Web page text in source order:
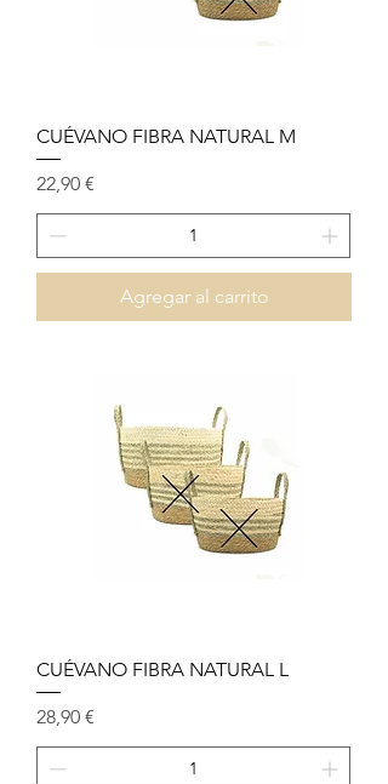
CUÉVANO FIBRA NATURAL M
Precio
22,90 €
Agregar al carrito
CUÉVANO FIBRA NATURAL L
Precio
28,90 €